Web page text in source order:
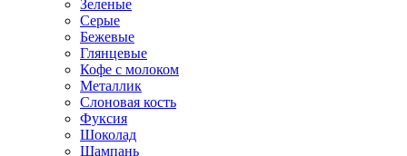
Зеленые
Серые
Бежевые
Глянцевые
Кофе с молоком
Металлик
Слоновая кость
Фуксия
Шоколад
Шампань